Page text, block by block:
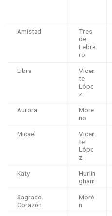
Amistad
Tres
de
Febre
ro
Libra
Vicen
te
Lópe
z
Aurora
More
no
Micael
Vicen
te
Lópe
z
Katy
Hurlin
gham
Sagrado
Corazón
Moró
n